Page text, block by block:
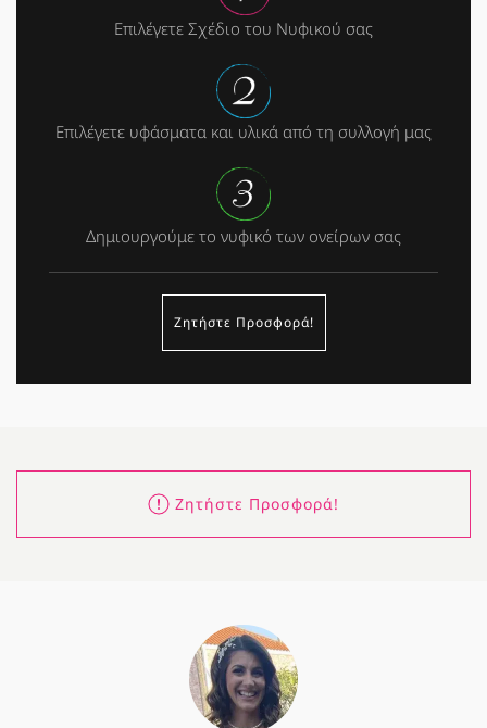
Επιλέγετε Σχέδιο του Νυφικού σας
Επιλέγετε υφάσματα και υλικά από τη συλλογή μας
Δημιουργούμε το νυφικό των ονείρων σας
Ζητήστε Προσφορά!
Ζητήστε Προσφορά!